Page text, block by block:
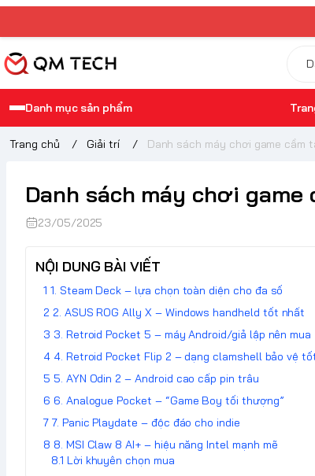
Danh mục sản phẩm
Trang chủ / Giải trí / Danh sách máy chơi game cầm
Danh sách máy chơi
23/05/2025
NỘI DUNG BÀI VIẾT
1. Steam Deck – lựa chọn toàn diện cho đa số
2. ASUS ROG Ally X – Windows handheld tốt nhất
3. Retroid Pocket 5 – máy Android/giả lập nên mua
4. Retroid Pocket Flip 2 – dạng clamshell bảo vệ
5. AYN Odin 2 – Android cao cấp pin trâu
6. Analogue Pocket – “Game Boy tối thượng”
7. Panic Playdate – độc đáo cho indie
8. MSI Claw 8 AI+ – hiệu năng Intel mạnh mẽ
Lời khuyên chọn mua